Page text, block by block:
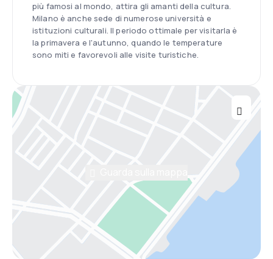
più famosi al mondo, attira gli amanti della cultura.
Milano è anche sede di numerose università e
istituzioni culturali. Il periodo ottimale per visitarla è
la primavera e l'autunno, quando le temperature
sono miti e favorevoli alle visite turistiche.